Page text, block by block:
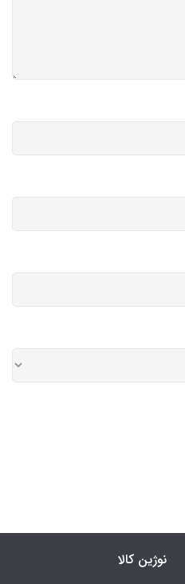
نوژین کالا